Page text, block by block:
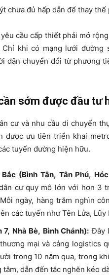
chưa đủ hấp dẫn để thay
cầu cấp thiết phải mở
khi có mạng lưới
dân chuyển đổi từ phương
sớm được đầu tư
cư và nhu cầu di chuyển
được ưu tiên triển khai
tuyến đường hiện hữu.
(Bình Tân, Tân Phú,
cư quy mô lớn với hơn 3
ngày, hàng trăm nghìn
các tuyến như Tên Lửa, Lũy
7, Nhà Bè, Bình Chánh): Đây
mại và cảng logistics
trong 10 năm qua, trong
dẫn đến tắc nghẽn kéo